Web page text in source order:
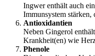
Ingwer enthält auch
Immunsystem
Antioxidantien
Neben Gingerol
Krankheit(en) wie
Phenole